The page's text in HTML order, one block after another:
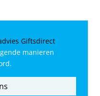
manieren